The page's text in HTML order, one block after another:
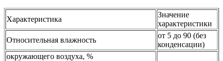
Характеристика
Значение
характеристики
Относительная влажность
от 5 до 90 (без
конденсации)
окружающего воздуха, %